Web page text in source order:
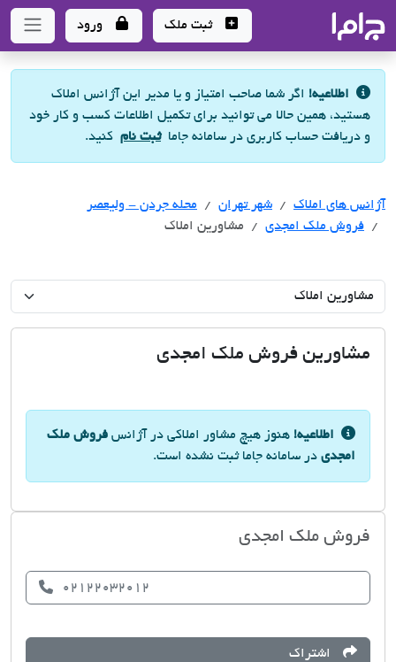
- سامانه جامع املاک و مشاورین املاک
ثبت ملک ورود
اطلاعیه! اگر شما صاحب امتیاز و یا مدیر این آژانس املاک
هستید، همین حالا می توانید برای تکمیل اطلاعات کسب و کار خود
و دریافت حساب کاربری در سامانه جاماثبت نام کنید.
آژانس های املاک آژانس های املاک
شهر تهران آژانس های املاک
محله جردن - ولیعصر
فروش ملک امجدی
مشاورین املاک
مشاورین فروش ملک امجدی
اطلاعیه! هنوز هیچ مشاور املاکی در آژانس فروش ملک
امجدی در سامانه جاما ثبت نشده است.
فروش ملک امجدی
02122032012
اشتراک